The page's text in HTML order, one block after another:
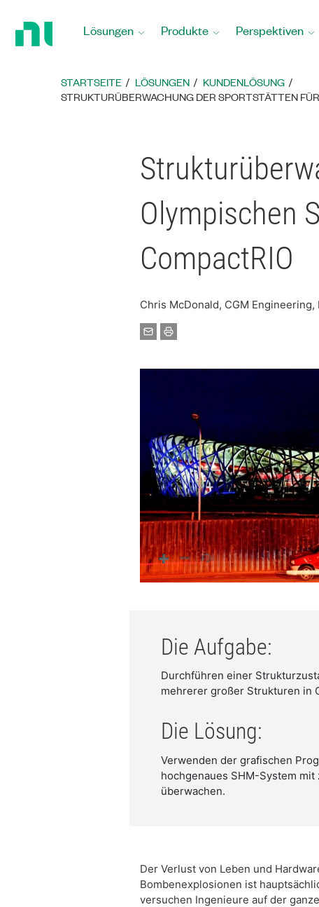
Startseite
Lösungen Produkte Perspektiven
STARTSEITE LÖSUNGEN
KUNDENLÖSUNG
STRUKTURÜBERWACHUNG DER SPORTSTÄTTEN
Olympischen
CompactRIO
Chris McDonald, CGM Engineering,
Die Aufgabe:
Durchführen einer
mehrerer großer Strukturen in
Die Lösung:
Verwenden der grafischen
hochgenaues SHM-System
überwachen.
Der Verlust von Leben und
Bombenexplosionen ist
versuchen Ingenieure auf der